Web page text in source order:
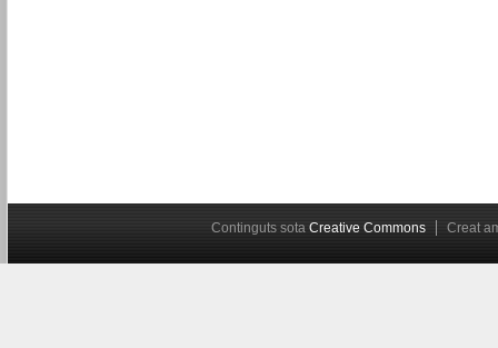
Continguts sota Creative Commons Creat